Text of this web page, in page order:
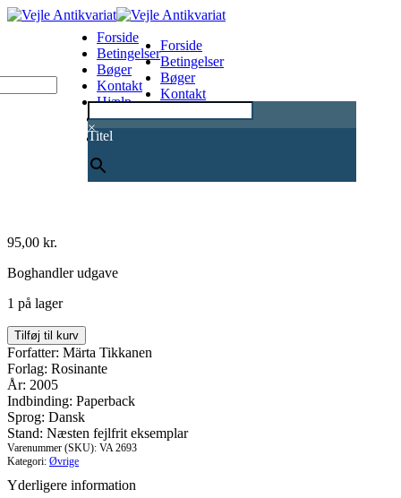
×
Titel
Forside
Betingelser
Bøger
Kontakt
Hjælp
0
Forside
Betingelser
Bøger
Kontakt
95,00 kr.
Boghandler udgave
1 på lager
To
scener
fra
et
kunstnerægteskab
antal
Tilføj til kurv
Forfatter: Märta Tikkanen
Forlag: Rosinante
År: 2005
Indbinding: Paperback
Sprog: Dansk
Stand: Næsten fejlfrit eksemplar
Varenummer (SKU): VA 2693
Kategori: Øvrige
Yderligere information